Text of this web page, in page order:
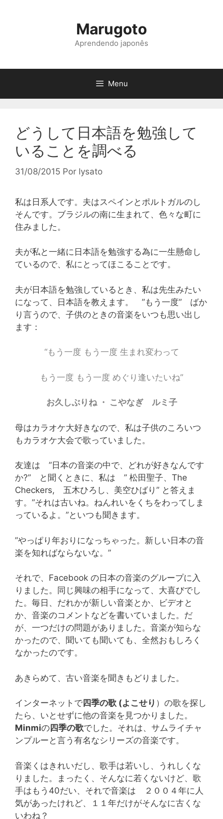
Marugoto
Aprendendo japonês
Menu
どうして日本語を勉強して
いることを調べる
31/08/2015 Por lysato
私は日系人です。夫はスペインとポルトガルのし
そんです。ブラジルの南に生まれて、色々な町に
住みました。
夫が私と一緒に日本語を勉強する為に一生懸命し
ているので、私にとってほこることです。
夫が日本語を勉強しているとき、私は先生みたい
になって、日本語を教えます。 ”もう一度” ばか
り言うので、子供のときの音楽をいつも思い出し
ます：
“もう一度 もう一度 生まれ変わって
もう一度 もう一度 めぐり逢いたいね”
お久しぶりね ・ こやなぎ ルミ子
母はカラオケ大好きなので、私は子供のころいつ
もカラオケ大会で歌っていました。
友達は ”日本の音楽の中で、どれが好きなんです
か?” と聞くときに、私は ” 松田聖子、The
Checkers, 五木ひろし、美空ひばり” と答えま
す。”それは古いね。ねんれいをくちをわってしま
っているよ。”といつも聞きます。
”やっぱり年おりになっちゃった。新しい日本の音
楽を知ればならないな。”
それで、Facebook の日本の音楽のグループに入
りました。同じ興味の相手になって、大喜びでし
た。毎日、だれかが新しい音楽とか、ビデオと
か、音楽のコメントなどを書いていました。だ
が、一つだけの問題がありました。音楽が知らな
かったので、聞いても聞いても、全然おもしろく
なかったのです。
あきらめて、古い音楽を聞きもどりました。
インターネットで 四季の歌 (よこせり ）の歌を探し
たら、いとせずに他の音楽を見つかりました。
Minmiの 四季の歌でした。それは、サムライチャ
ンプルーと言う有名なシリーズの音楽です。
音楽くはきれいだし、歌手は若いし、うれしくな
りました。まったく、そんなに若くないけど、歌
手はもう40だい、それで音楽は ２００４年に人
気があったけれど、１１年だけがそんなに古くな
いわね？